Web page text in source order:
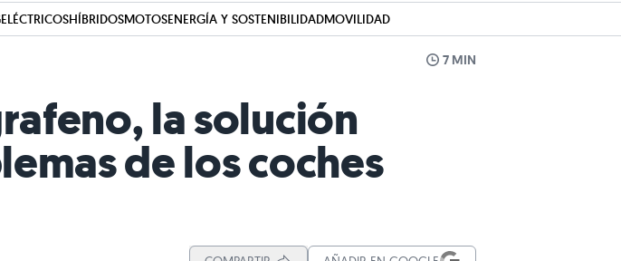
ELÉCTRICOSHÍBRIDOSMOTOSENERGÍA Y SOSTENIBILIDADMOVILIDAD
7 MIN
la solución
de los coches